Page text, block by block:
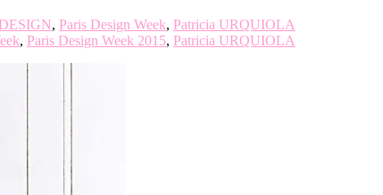
, Paris Design Week, Patricia URQUIOLA
, Paris Design Week 2015, Patricia URQUIOLA